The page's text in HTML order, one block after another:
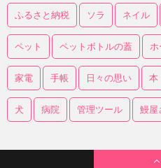
ふるさと納税 ソラ ネイル
ペット ペットボトルの蓋
家電 手帳 日々の思い 本
犬 病院 管理ツール 鰻屋